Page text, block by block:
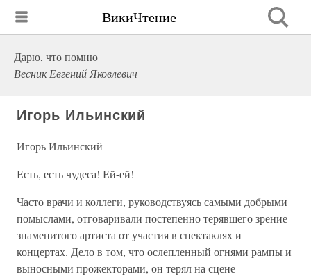
ВикиЧтение
Дарю, что помню
Весник Евгений Яковлевич
Игорь Ильинский
Игорь Ильинский
Есть, есть чудеса! Ей-ей!
Часто врачи и коллеги, руководствуясь самыми добрыми
помыслами, отговаривали постепенно терявшего зрение
знаменитого артиста от участия в спектаклях и
концертах. Дело в том, что ослепленный огнями рампы и
выносными прожекторами, он терял на сцене